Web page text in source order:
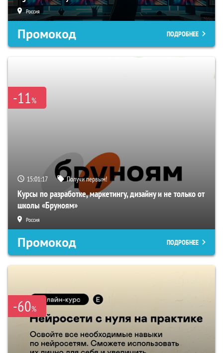
Россия
Промокод ПОДРОБНЕЕ
-11%
15:01:16 Получи первым!
Курсы по разработке, маркетингу, дизайну и не только от
школы «Бруноям»
Россия
Промокод ПОДРОБНЕЕ
-60%